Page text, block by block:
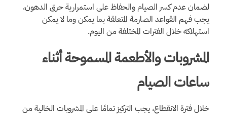
لضمان عدم كسر الصيام والحفاظ على استمرارية حرق الدهون،
يجب فهم القواعد الصارمة المتعلقة بما يمكن وما لا يمكن
استهلاكه خلال الفترات المختلفة من اليوم.
المشروبات والأطعمة المسموحة أثناء
ساعات الصيام
خلال فترة الانقطاع، يجب التركيز تمامًا على المشروبات الخالية من